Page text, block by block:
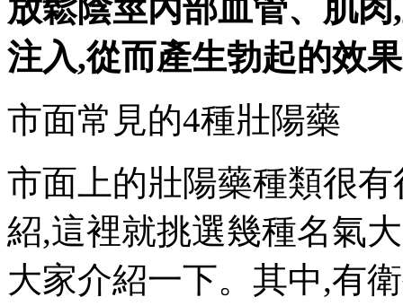
放鬆陰莖內部血管、肌
注入,從而產生勃起的效果
市面常見的4種壯陽藥
市面上的壯陽藥種類很
紹,這裡就挑選幾種名氣
大家介紹一下。其中,有